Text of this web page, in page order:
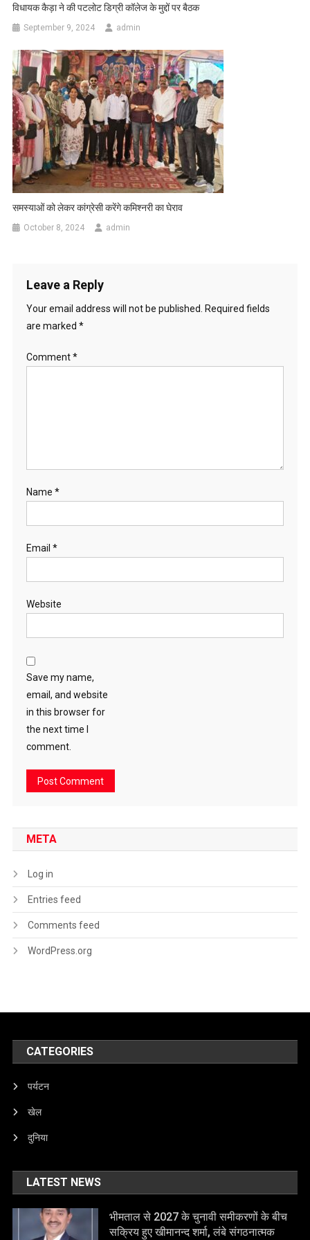
विधायक कैड़ा ने की पटलोट डिग्री कॉलेज के मुद्दों पर बैठक
September 9, 2024 admin
समस्याओं को लेकर कांग्रेसी करेंगे कमिश्नरी का घेराव
October 8, 2024 admin
Leave a Reply
Your email address will not be published.
Required fields
are marked *
Comment*
Name *
Email *
Website
Save my name,
email, and website
in this browser for
the next time I
comment.
META
Log in
Entries feed
Comments feed
WordPress.org
CATEGORIES
पर्यटन
खेल
दुनिया
LATEST NEWS
भीमताल से 2027 के चुनावी समीकरणों के बीच
सक्रिय हुए खीमानन्द शर्मा, लंबे संगठनात्मक